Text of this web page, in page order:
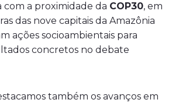
com a proximidade da COP30, em
das nove capitais da Amazônia
ações socioambientais para
concretos no debate
também os avanços em